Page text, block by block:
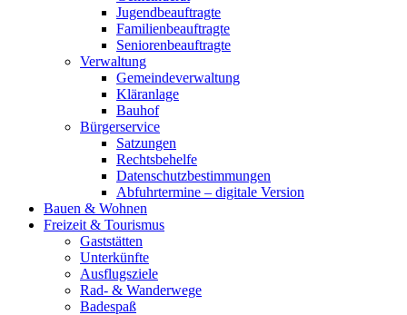
Jugendbeauftragte
Familienbeauftragte
Seniorenbeauftragte
Verwaltung
Gemeindeverwaltung
Kläranlage
Bauhof
Bürgerservice
Satzungen
Rechtsbehelfe
Datenschutzbestimmungen
Abfuhrtermine – digitale Version
Bauen & Wohnen
Freizeit & Tourismus
Gaststätten
Unterkünfte
Ausflugsziele
Rad- & Wanderwege
Badespaß